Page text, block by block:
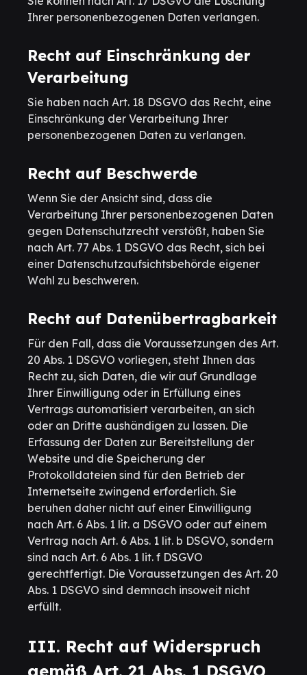
Ihrer personenbezogenen Daten verlangen.
Recht auf Einschränkung der
Verarbeitung
Sie haben nach Art. 18 DSGVO das Recht, eine
Einschränkung der Verarbeitung Ihrer
personenbezogenen Daten zu verlangen.
Recht auf Beschwerde
Wenn Sie der Ansicht sind, dass die
Verarbeitung Ihrer personenbezogenen Daten
gegen Datenschutzrecht verstößt, haben Sie
nach Art. 77 Abs. 1 DSGVO das Recht, sich bei
einer Datenschutzaufsichtsbehörde eigener
Wahl zu beschweren.
Recht auf Datenübertragbarkeit
Für den Fall, dass die Voraussetzungen des Art.
20 Abs. 1 DSGVO vorliegen, steht Ihnen das
Recht zu, sich Daten, die wir auf Grundlage
Ihrer Einwilligung oder in Erfüllung eines
Vertrags automatisiert verarbeiten, an sich
oder an Dritte aushändigen zu lassen. Die
Erfassung der Daten zur Bereitstellung der
Website und die Speicherung der
Protokolldateien sind für den Betrieb der
Internetseite zwingend erforderlich. Sie
beruhen daher nicht auf einer Einwilligung
nach Art. 6 Abs. 1 lit. a DSGVO oder auf einem
Vertrag nach Art. 6 Abs. 1 lit. b DSGVO, sondern
sind nach Art. 6 Abs. 1 lit. f DSGVO
gerechtfertigt. Die Voraussetzungen des Art. 20
Abs. 1 DSGVO sind demnach insoweit nicht
erfüllt.
III. Recht auf Widerspruch
gemäß Art. 21 Abs. 1 DSGVO